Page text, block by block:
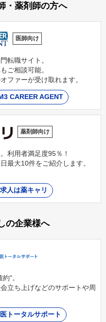
・薬剤師の方へ
医師向け
転職サイト。
ご相談可能。
ファーが受け取れます。
CAREER AGENT
薬剤師向け
利用者満足度95％！
最大10件をご紹介します。
人は薬キャリ
の企業様へ
"。
立ち上げなどのサポートや周
トータルサポート